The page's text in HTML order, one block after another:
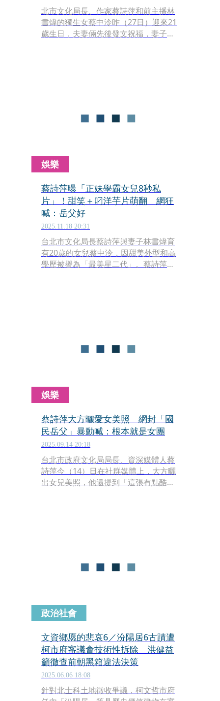
北市文化局長、作家蔡詩萍和前主播林
書煒的獨生女蔡中泠昨（27日）迎來21
歲生日，夫妻倆先後發文祝福，妻子林
娛樂
蔡詩萍曝「正妹學霸女兒8秒私
片」！甜笑＋叼洋芋片萌翻 網狂
喊：岳父好
2025.11.18 20:31
台北市文化局長蔡詩萍與妻子林書煒育
有20歲的女兒蔡中泠，因甜美外型和高
學歷被譽為「最美星二代」。蔡詩萍今
娛樂
蔡詩萍大方曬愛女美照 網封「國
民岳父」暴動喊：根本就是女團
2025.09.14 20:18
台北市政府文化局局長、資深媒體人蔡
詩萍今（14）日在社群媒體上，大方曬
出女兒美照，他還提到「這張有點酷。
政治社會
文資鄉愿的悲哀6／汾陽居6古蹟遭
柯市府審議會技術性拆除 洪健益
籲徹查前朝黑箱違法決策
2025.06.06 18:08
針對北士科土地徵收爭議，柯文哲市府